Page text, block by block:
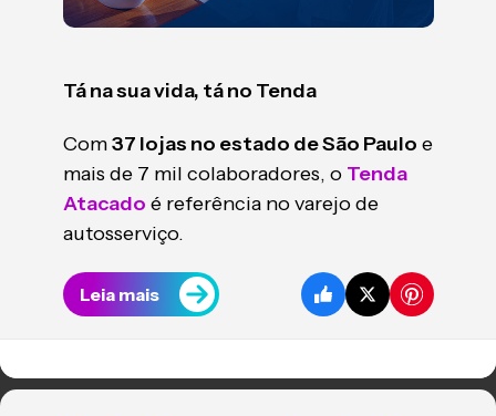
Tá na sua vida, tá no Tenda
Com37 lojas no estado de São Paulo e
mais de 7 mil colaboradores, o Tenda
Atacado é referência no varejo de
autosserviço.
Leia mais